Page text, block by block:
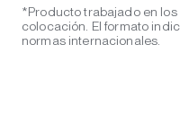
*Producto trabajado en
colocación. El formato
normas internacionales.